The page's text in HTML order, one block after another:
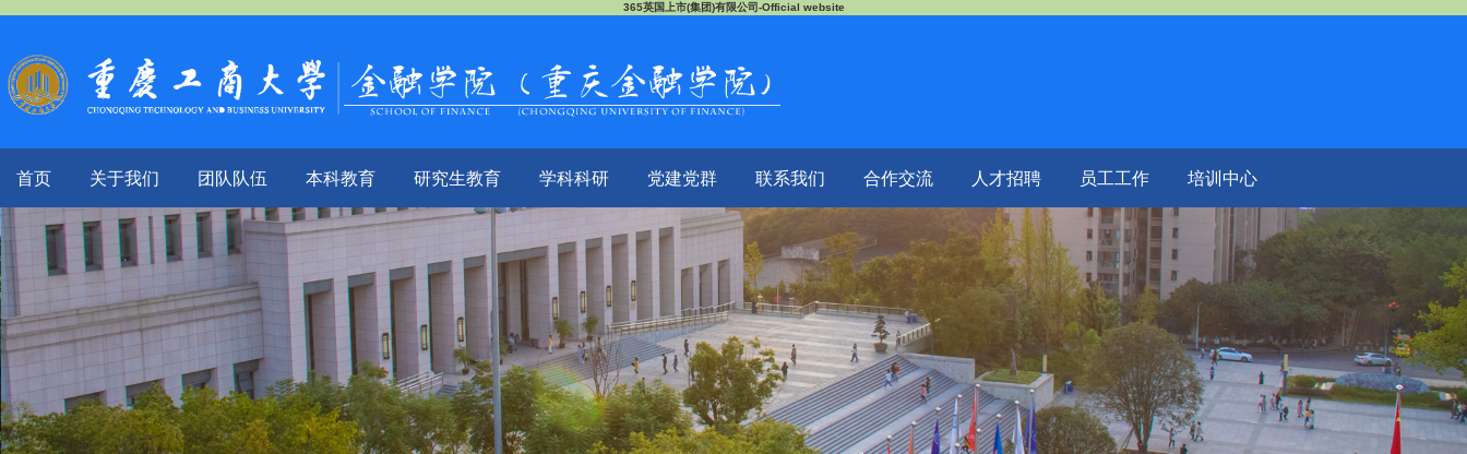
365英国上市(集团)有限公司-Official website
首页 关于我们 团队队伍 本科教育 研究生教育 学科科研 党建党群 联系我们 合作交流 人才招聘 员工工作 培训中心